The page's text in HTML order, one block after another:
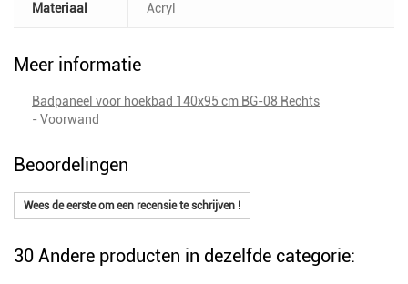
Materiaal Acryl
Meer informatie
Badpaneel voor hoekbad 140x95 cm BG-08 Rechts
- Voorwand
Beoordelingen
Wees de eerste om een recensie te schrijven !
30 Andere producten in dezelfde categorie: